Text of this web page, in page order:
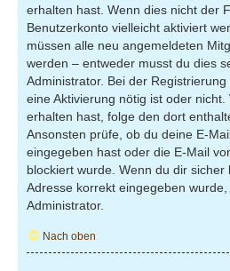
erhalten hast. Wenn dies nicht der
Benutzerkonto vielleicht aktiviert
müssen alle neu angemeldeten
werden – entweder musst du dies
Administrator. Bei der
eine Aktivierung nötig ist oder
erhalten hast, folge den dort
Ansonsten prüfe, ob du deine E-
eingegeben hast oder die E-Mail
blockiert wurde. Wenn du dir sicher
Adresse korrekt eingegeben
Administrator.
Nach oben